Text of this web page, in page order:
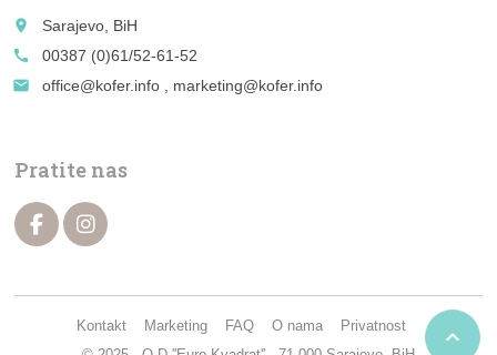
place
Sarajevo, BiH
call
00387 (0)61/52-61-52
email
office@kofer.info , marketing@kofer.info
Pratite nas
Kontakt Marketing FAQ O nama Privatnost 